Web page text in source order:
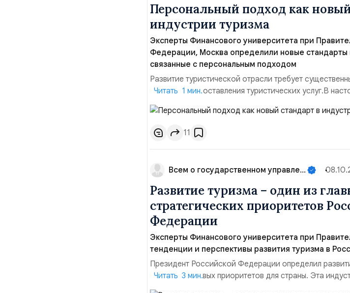
Персональный подход как
индустрии туризма
Эксперты Финансового университета при
Федерации, Москва определили новые стандарты
связанные с персональным подходом
Развитие туристической отрасли требует
правилах предоставления туристических услуг.В
параметры, как качество, объёмы, разнообразие
услуг отходят на второй план. Развитие индустрии
должно быть ориентировано на новые требов...
Читать 1 мин.
11
Всем о государственном управле...
Развитие туризма – один из
стратегических приоритетов
Федерации
Эксперты Финансового университета при
тенденции и перспективы развития туризма в
Президент Российской Федерации определил
один из ключевых приоритетов для страны. Эта
затрагивает интересы миллионов россиян, которые
Читать 3 мин.